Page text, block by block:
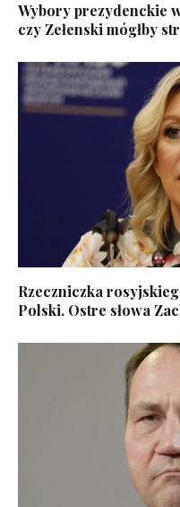
Wybory prezydenckie
czy Zełenski mógłby
Rzeczniczka
Polski. Ostre słowa